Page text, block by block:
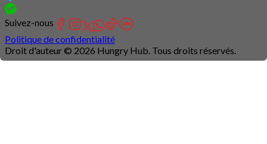
Suivez-nous
Politique de confidentialité
Droit d'auteur © 2026 Hungry Hub. Tous droits réservés.
Connection